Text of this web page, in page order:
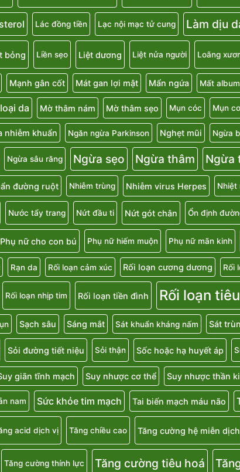
Lác đồng tiền Lạc nội mạc tử cung Làm dịu
bỏng Liền sẹo Liệt dương Liệt nửa người Loãng
Mạnh gân cốt Mát gan lợi mật Mẩn ngứa Mất
da Mờ thâm nám Mờ thâm sẹo Mụn cóc Mụn
nhiễm khuẩn Ngăn ngừa Parkinson Nghẹt mũi Ngừa
Ngừa sâu răng Ngừa sẹo Ngừa thâm Ngừa
đường ruột Nhiễm trùng Nhiễm virus Herpes Nhiệt
Nước tẩy trang Nứt đầu ti Nứt gót chân Ổn định
Phụ nữ cho con bú Phụ nữ hiếm muộn Phụ nữ mãn kinh
Rạn da Rối loạn cảm xúc Rối loạn cương dương Rối
Rối loạn nhịp tim Rối loạn tiền đình Rối loạn
Sạch sâu Sáng mắt Sát khuẩn kháng nấm Sát
Sỏi đường tiết niệu Sỏi thận Sốc hoặc hạ huyết áp
giãn tĩnh mạch Suy nhược cơ thể Suy nhược thần
nam Sức khỏe tim mạch Tai biến mạch máu não
acid dịch vị Tăng chiều cao Tăng cường hệ miễn dịch
Tăng cường thính lực Tăng cường tiêu hoá